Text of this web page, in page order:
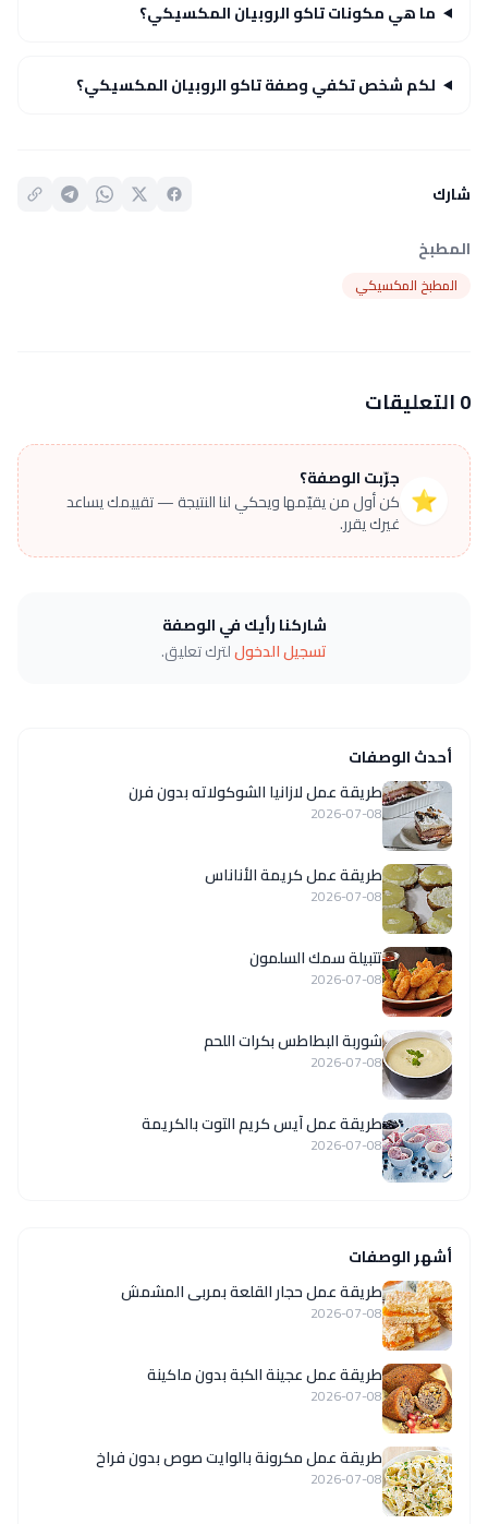
ما هي مكونات تاكو الروبيان المكسيكي؟
لكم شخص تكفي وصفة تاكو الروبيان المكسيكي؟
شارك
المطبخ
المطبخ المكسيكي
0 التعليقات
⭐
جرّبت الوصفة؟
كن أول من يقيّمها ويحكي لنا النتيجة — تقييمك يساعد
غيرك يقرر.
شاركنا رأيك في الوصفة
تسجيل الدخوللترك تعليق.
أحدث الوصفات
طريقة عمل لازانيا الشوكولاته بدون فرن
2026-07-08
طريقة عمل كريمة الأناناس
2026-07-08
تتبيلة سمك السلمون
2026-07-08
شوربة البطاطس بكرات اللحم
2026-07-08
طريقة عمل آيس كريم التوت بالكريمة
2026-07-08
أشهر الوصفات
طريقة عمل حجار القلعة بمربى المشمش
2026-07-08
طريقة عمل عجينة الكبة بدون ماكينة
2026-07-08
طريقة عمل مكرونة بالوايت صوص بدون فراخ
2026-07-08